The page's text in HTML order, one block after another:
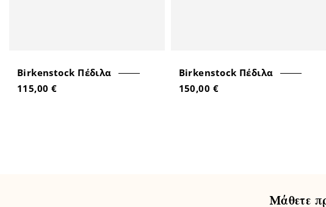
Birkenstock Πέδιλα
115,00 €
Birkenstock Πέδιλα
150,00 €
Μάθετε